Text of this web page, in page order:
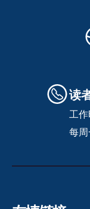
读
工
每周